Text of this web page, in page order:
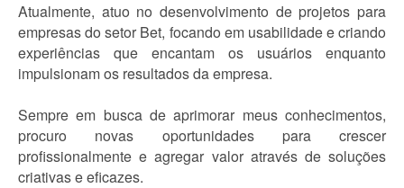
Atualmente, atuo no desenvolvimento de projetos para
empresas do setor Bet, focando em usabilidade e criando
experiências que encantam os usuários enquanto
impulsionam os resultados da empresa.
Sempre em busca de aprimorar meus conhecimentos,
procuro novas oportunidades para crescer
profissionalmente e agregar valor através de soluções
criativas e eficazes.